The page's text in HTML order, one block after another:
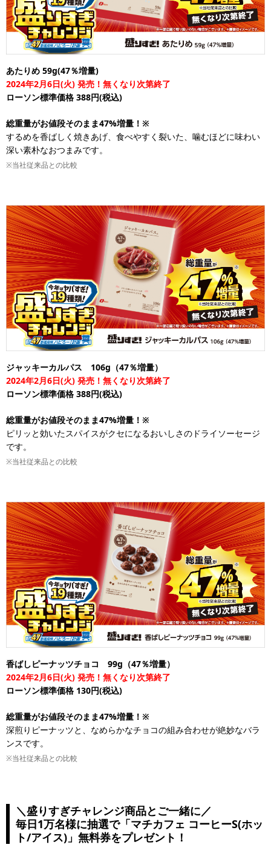
あたりめ 59g(47％増量)
2024年2月6日(火) 発売！無くなり次第終了
ローソン標準価格 388円(税込)
総重量がお値段そのまま47%増量！※
するめを香ばしく焼きあげ、食べやすく裂いた、噛むほどに味わい
深い素朴なおつまみです。
※当社従来品との比較
ジャッキーカルパス 106g（47％増量）
2024年2月6日(火) 発売！無くなり次第終了
ローソン標準価格 388円(税込)
総重量がお値段そのまま47%増量！※
ピリッと効いたスパイスがクセになるおいしさのドライソーセージ
です。
※当社従来品との比較
香ばしピーナッツチョコ 99g（47％増量）
2024年2月6日(火) 発売！無くなり次第終了
ローソン標準価格 130円(税込)
総重量がお値段そのまま47%増量！※
深煎りピーナッツと、なめらかなチョコの組み合わせが絶妙なバラ
ンスです。
※当社従来品との比較
＼盛りすぎチャレンジ商品とご一緒に／
毎日1万名様に抽選で「マチカフェ コーヒーS(ホッ
ト/アイス)」無料券をプレゼント！